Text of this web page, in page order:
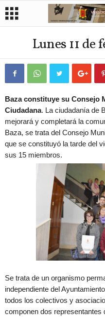
Lunes 11 de
Baza constituye su Consejo
Ciudadana. La ciudadanía de
mejorará y completará la
Baza, se trata del Consejo
que se constituyó la tarde del
sus 15 miembros.
Se trata de un organismo
independiente del
todos los colectivos y
componen dos